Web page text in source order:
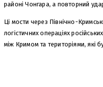
районі Чонгара, а повторний
Ці мости через Північно-
логістичних операціях
між Кримом та територіями, які